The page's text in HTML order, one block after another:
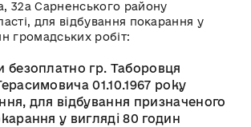
32а Сарненського району
для відбування покарання у
громадських робіт:
безоплатно гр. Таборовця
01.10.1967 року
для відбування призначеного
у вигляді 80 годин